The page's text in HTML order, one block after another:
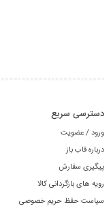
دسترسی سریع
ورود / عضویت
درباره قاب باز
پیگیری سفارش
رویه های بازگردانی کالا
سیاست حفظ حریم خصوصی